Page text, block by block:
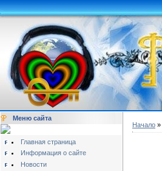
Меню сайта
Главная страница
Информация о сайте
Новости
Начало »